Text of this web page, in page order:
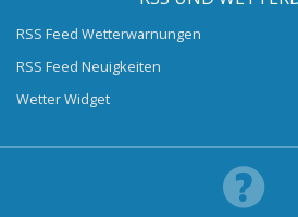
RSS Feed Wetterwarnungen
RSS Feed Neuigkeiten
Wetter Widget